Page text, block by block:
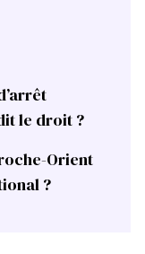
le droit ?
Orient
?